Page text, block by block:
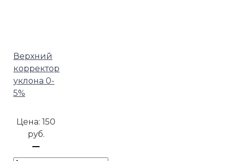
Верхний
корректор
уклона 0-
5%
Цена:150
руб.